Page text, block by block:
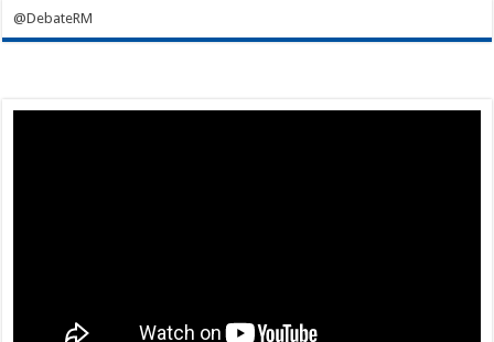
@DebateRM